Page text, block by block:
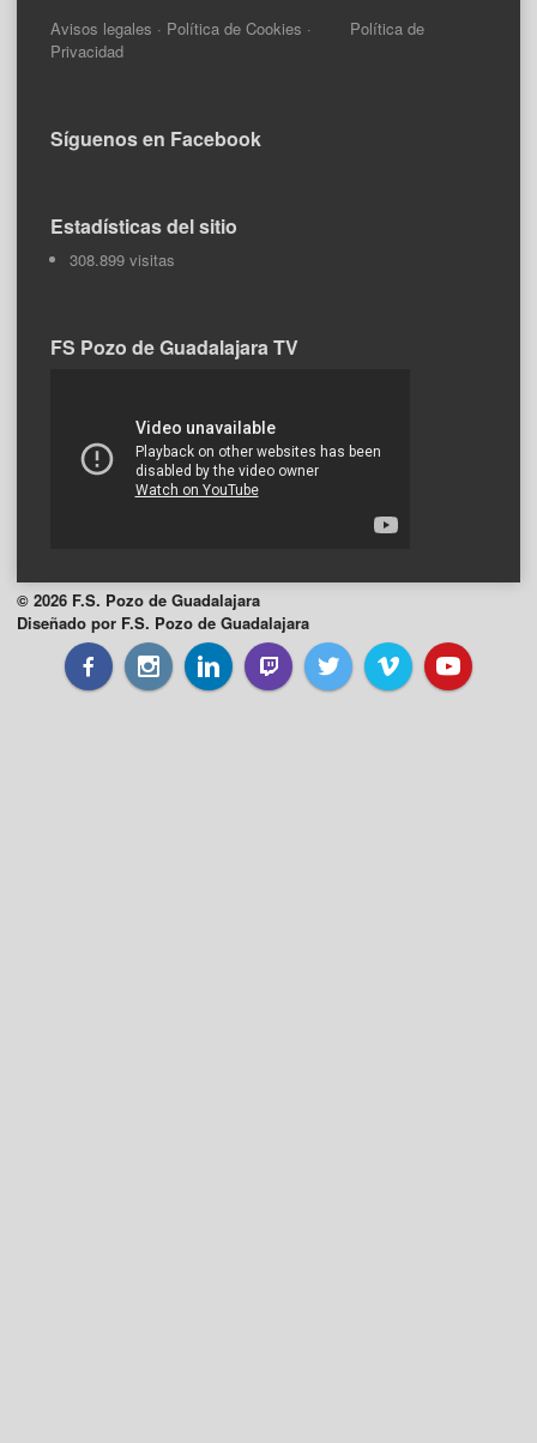
Avisos legales · Política de Cookies · Política de
Privacidad
Síguenos en Facebook
Estadísticas del sitio
308.899 visitas
FS Pozo de Guadalajara TV
© 2026 F.S. Pozo de Guadalajara
Diseñado por F.S. Pozo de Guadalajara